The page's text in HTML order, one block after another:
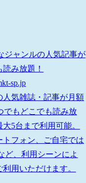
ジャンルの人気記事が
み放題！
sp.jp
人気雑誌・記事が月額
でもどこでも読み放
5台まで利用可能。
トフォン、ご自宅では
ど、利用シーンによ
用いただけます。